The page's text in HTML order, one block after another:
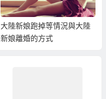
大陸新娘跑掉等情況與大陸
新娘離婚的方式